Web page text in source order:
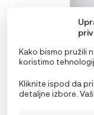
Kako bismo pružili
koristimo
omogućit će nama
podataka kao što
jedinstveni ID-ovi
Kliknite ispod da
detaljne izbore.